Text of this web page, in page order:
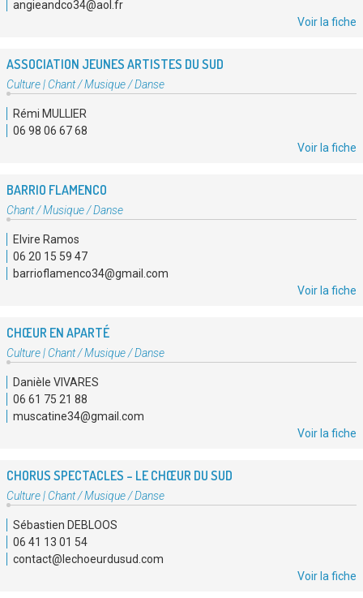
angieandco34@aol.fr
Voir la fiche
ASSOCIATION JEUNES ARTISTES DU SUD
Type
:
Culture| Chant / Musique / Danse
Rémi MULLIER
06 98 06 67 68
Voir la fiche
BARRIO FLAMENCO
Type
:
Chant / Musique / Danse
Elvire Ramos
06 20 15 59 47
barrioflamenco34@gmail.com
Voir la fiche
CHŒUR EN APARTÉ
Type
:
Culture| Chant / Musique / Danse
Danièle VIVARES
06 61 75 21 88
muscatine34@gmail.com
Voir la fiche
CHORUS SPECTACLES – LE CHŒUR DU SUD
Type
:
Culture| Chant / Musique / Danse
Sébastien DEBLOOS
06 41 13 01 54
contact@lechoeurdusud.com
Voir la fiche